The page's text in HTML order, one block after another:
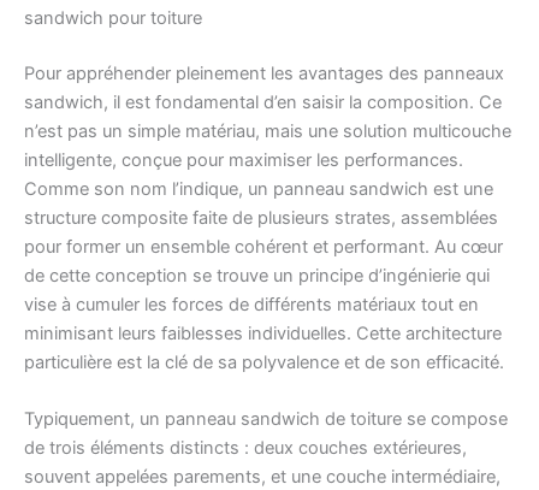
sandwich pour toiture
Pour appréhender pleinement les avantages des panneaux
sandwich, il est fondamental d’en saisir la composition. Ce
n’est pas un simple matériau, mais une solution multicouche
intelligente, conçue pour maximiser les performances.
Comme son nom l’indique, un panneau sandwich est une
structure composite faite de plusieurs strates, assemblées
pour former un ensemble cohérent et performant. Au cœur
de cette conception se trouve un principe d’ingénierie qui
vise à cumuler les forces de différents matériaux tout en
minimisant leurs faiblesses individuelles. Cette architecture
particulière est la clé de sa polyvalence et de son efficacité.
Typiquement, un panneau sandwich de toiture se compose
de trois éléments distincts : deux couches extérieures,
souvent appelées parements, et une couche intermédiaire,